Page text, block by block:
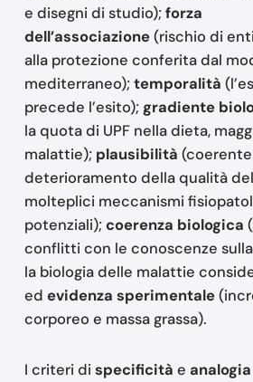
e disegni di studio);forza
dell’associazione(rischio di
alla protezione conferita dal
mediterraneo);temporalità
precede l’esito); gradiente
la quota di UPF nella dieta,
malattie); plausibilità
deterioramento della qualità
molteplici meccanismi
potenziali);coerenza biologica
conflitti con le conoscenze
la biologia delle malattie
ed evidenza sperimentale
corporeo e massa grassa).
I criteri di specificità e analogia